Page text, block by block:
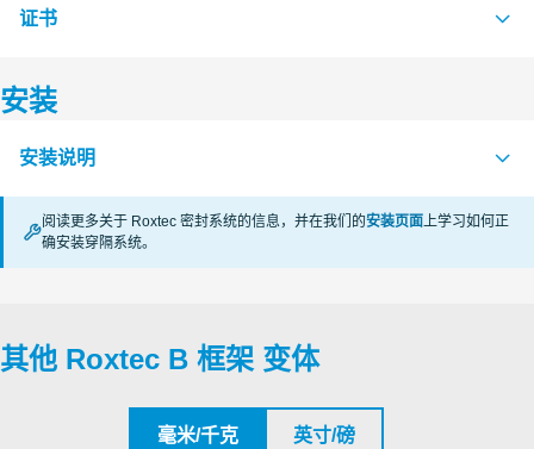
S1591943 B FRAME LONG SIDE
S1590465 B FRAME SIZE 4 ASSEMBLY PDF
证书
认证机构
RISE
CSA
Roxtec International AB
Roxtec International AB
安装
安装说明
B (zh)
阅读更多关于 Roxtec 密封系统的信息，并在我们的安装页面上学习如何正
确安装穿隔系统。
其他 Roxtec B 框架 变体
毫米/千克 英寸/磅